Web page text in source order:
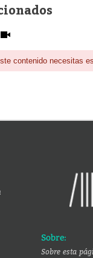
contenido necesitas
Sobre:
Sobre esta